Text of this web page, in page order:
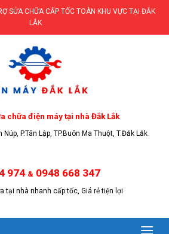
SỬA CHỮA CẤP TỐC TOÀN KHU VỰC TẠI ĐẮK
LẮK
chữa điện máy tại nhà Đắk Lắk
P.Tân Lập, TP.Buôn Ma Thuột, T.Đắk Lắk
974 & 0948 668 347
tại nhà nhanh cấp tốc, Giá rẻ tiện lợi